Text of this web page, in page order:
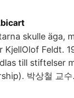
skulle äga,
Feldt.
till stiftelser
박상철 교수.